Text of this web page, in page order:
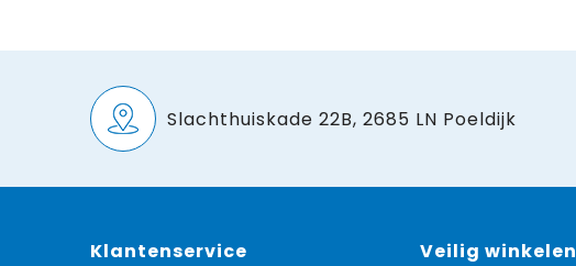
Slachthuiskade 22B, 2685 LN Poeldijk
Klantenservice Veilig winkelen